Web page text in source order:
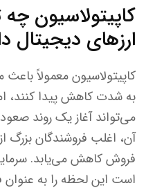
کاپیتولاسیون
ارزهای دیجیتال
کاپیتولاسیون معمولاً
به شدت کاهش پیدا کنند،
می‌تواند آغاز یک روند
آن، اغلب فروشندگان بزرگ
فروش کاهش می‌یابد.
است این لحظه را به